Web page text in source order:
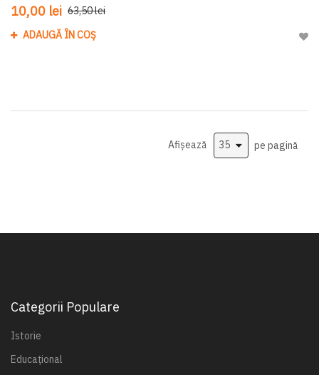
10,00 lei 63,50 lei
ADAUGĂ ÎN COȘ
Afișează pe pagină
Categorii Populare
Istorie
Educațional